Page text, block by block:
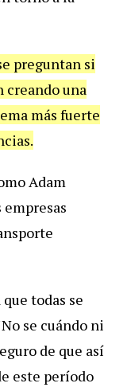
preguntan si
creando una
más fuerte
Adam
todas se
se cuándo ni
de que así
este período